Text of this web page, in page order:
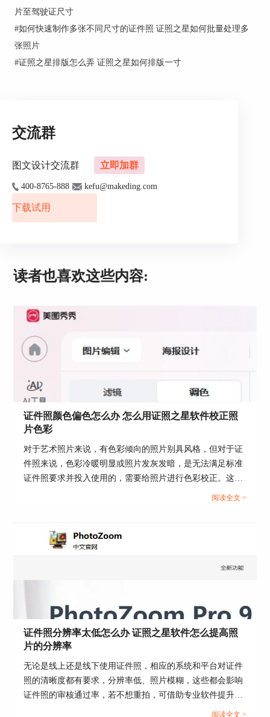
魔术擦的大小。
恢复：恢复已取消的操作。
重载：重新载入照片。
确定：将设置应用到照片。
取消：取消之前的所有操作，并退出“去除皮肤斑
调整肩膀高低
3和4。 1表示右肩膀内侧、2表示右肩膀外侧、3表
示左肩膀内侧、4表示左肩膀外侧，调整四个图
标，点击“矫正”按钮来矫正肩膀位置。
证照服装替换
片至驾驶证尺寸
#如何快速制作多张不同尺寸的证件照 证照之星如何批量处理多
张照片
#证照之星排版怎么弄 证照之星如何排版一寸
交流群
图文设计交流群 立即加群
400-8765-888 kefu@makeding.com
下载试用
读者也喜欢这些内容:
证件照颜色偏色怎么办 怎么用证照之星软件校正照
片色彩
对于艺术照片来说，有色彩倾向的照片别具风格，但对于证
件照来说，色彩冷暖明显或照片发灰发暗，是无法满足标准
证件照要求并投入使用的，需要给照片进行色彩校正。这篇
文章就告诉大家证件照颜色偏色怎么办，怎么用证照之星软
阅读全文 >
证件照分辨率太低怎么办 证照之星软件怎么提高照
片的分辨率
无论是线上还是线下使用证件照，相应的系统和平台对证件
照的清晰度都有要求，分辨率低、照片模糊，这些都会影响
证件照的审核通过率，若不想重拍，可借助专业软件提升分
辨率。这篇文章就告诉大家证件照分辨率太低怎么办，证照
阅读全文 >